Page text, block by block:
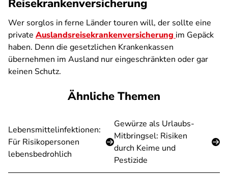
Reisekrankenversicherung
Wer sorglos in ferne Länder touren will, der sollte eine
private Auslandsreisekrankenversicherung im Gepäck
haben. Denn die gesetzlichen Krankenkassen
übernehmen im Ausland nur eingeschränkten oder gar
keinen Schutz.
Ähnliche Themen
Lebensmittelinfektionen:
Für Risikopersonen
lebensbedrohlich
Gewürze als Urlaubs-
Mitbringsel: Risiken
durch Keime und
Pestizide